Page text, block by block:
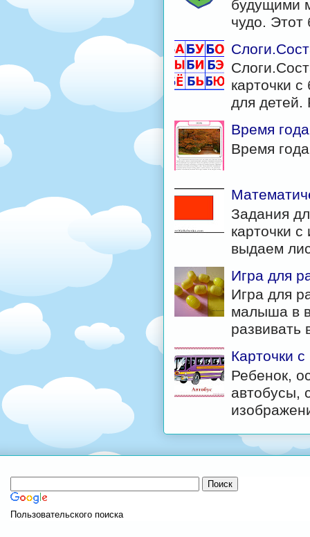
будущими
чудо. Этот
карточки
для детей.
Время
Время
Задания
карточки
выдаем
Игра для
Игра для
малыша в
развивать
Карточки
Ребенок,
автобусы,
Пользовательского поиска